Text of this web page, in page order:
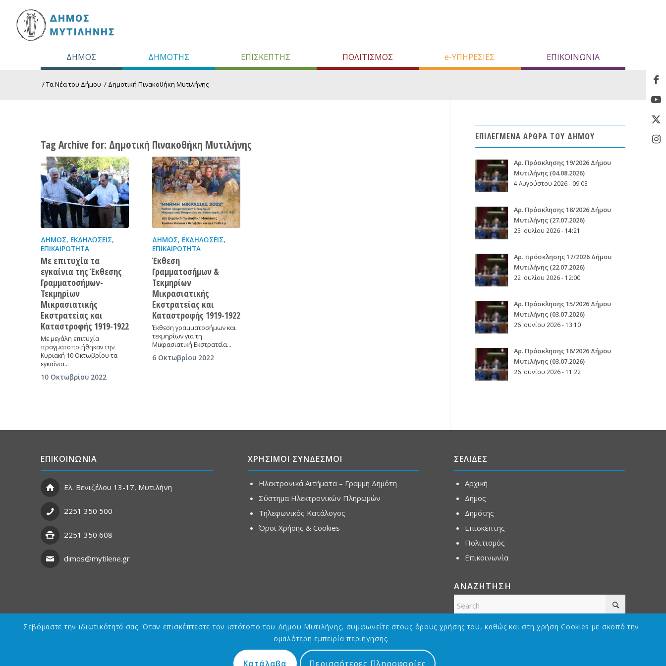
ΔΗΜΟΣ ΔΗΜΟΤΗΣ ΕΠΙΣΚΕΠΤΗΣ ΠΟΛΙΤΙΣΜΟΣ e-ΥΠΗΡΕΣΙΕΣ ΕΠΙΚΟΙΝΩΝΙΑ
/Τα Νέα του Δήμου / Δημοτική Πινακοθήκη Μυτιλήνης
Tag Archive for: Δημοτική Πινακοθήκη Μυτιλήνης
ΔΉΜΟΣ, ΕΚΔΗΛΏΣΕΙΣ,
ΕΠΙΚΑΙΡΌΤΗΤΑ
Με επιτυχία τα
εγκαίνια της Έκθεσης
Γραμματοσήμων-
Τεκμηρίων
Μικρασιατικής
Εκστρατείας και
Καταστροφής 1919-1922
Με μεγάλη επιτυχία
πραγματοποιήθηκαν την
Κυριακή 10 Οκτωβρίου τα
εγκαίνια…
10 Οκτωβρίου 2022
ΔΉΜΟΣ, ΕΚΔΗΛΏΣΕΙΣ,
ΕΠΙΚΑΙΡΌΤΗΤΑ
Έκθεση
Γραμματοσήμων &
Τεκμηρίων
Μικρασιατικής
Εκστρατείας και
Καταστροφής 1919-1922
Έκθεση γραμματοσήμων και
τεκμηρίων για τη
Μικρασιατική Εκστρατεία…
6 Οκτωβρίου 2022
ΕΠΙΛΕΓΜΕΝΑ ΑΡΘΡΑ ΤΟΥ ΔΗΜΟΥ
Aρ. Πρόσκλησης 19/2026 Δήμου
Μυτιλήνης (04.08.2026)
4 Αυγούστου 2026 - 09:03
Aρ. Πρόσκλησης 18/2026 Δήμου
Μυτιλήνης (27.07.2026)
23 Ιουλίου 2026 - 14:21
Αρ. πρόσκλησης 17/2026 Δήμου
Μυτιλήνης (22.07.2026)
22 Ιουλίου 2026 - 12:00
Aρ. Πρόσκλησης 15/2026 Δήμου
Μυτιλήνης (03.07.2026)
26 Ιουνίου 2026 - 13:10
Aρ. Πρόσκλησης 16/2026 Δήμου
Μυτιλήνης (03.07.2026)
26 Ιουνίου 2026 - 11:22
ΕΠΙΚΟΙΝΩΝΙΑ
Ελ. Βενιζέλου 13-17, Μυτιλήνη
2251 350 500
2251 350 608
dimos@mytilene.gr
ΧΡΗΣΙΜΟΙ ΣΥΝΔΕΣΜΟΙ
Ηλεκτρονικά Αιτήματα – Γραμμή Δημότη
Σύστημα Ηλεκτρονικών Πληρωμών
Τηλεφωνικός Κατάλογος
Όροι Χρήσης & Cookies
ΣΕΛΙΔΕΣ
Αρχική
Δήμος
Δημότης
Επισκέπτης
Πολιτισμός
Επικοινωνία
ΑΝΑΖΗΤΗΣΗ
Designed byAsterias GDG
Σεβόμαστε την ιδιωτικότητά σας. Όταν επισκέπτεστε τον ιστότοπο του Δήμου Μυτιλήνης, συμφωνείτε στους όρους χρήσης του, καθώς και στη χρήση Cookies με σκοπό την
ομαλότερη εμπειρία περιήγησης.
Κατάλαβα Περισσότερες Πληροφορίες